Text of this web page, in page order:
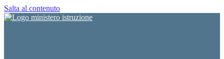
Salta al contenuto